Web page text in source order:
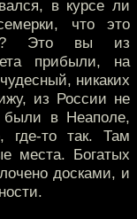
в курсе ли
что это
Это вы из
прибыли, на
никаких
из России не
в Неаполе,
где-то так. Там
места. Богатых
досками, и